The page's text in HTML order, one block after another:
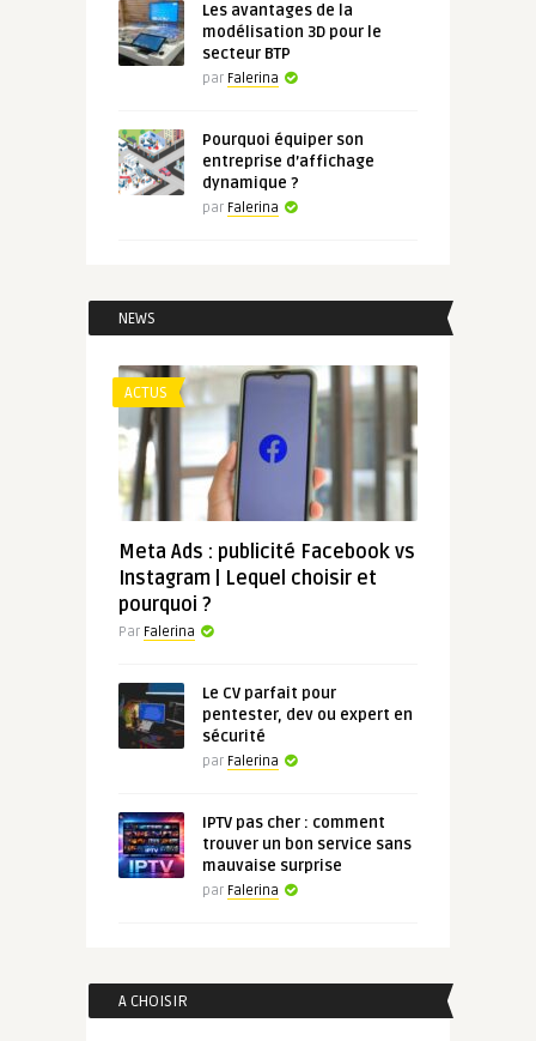
Les avantages de la
modélisation 3D pour le
secteur BTP
par Falerina
Pourquoi équiper son
entreprise d’affichage
dynamique ?
par Falerina
NEWS
ACTUS
Meta Ads : publicité Facebook vs
Instagram | Lequel choisir et
pourquoi ?
Par Falerina
Le CV parfait pour
pentester, dev ou expert en
sécurité
par Falerina
IPTV pas cher : comment
trouver un bon service sans
mauvaise surprise
par Falerina
A CHOISIR